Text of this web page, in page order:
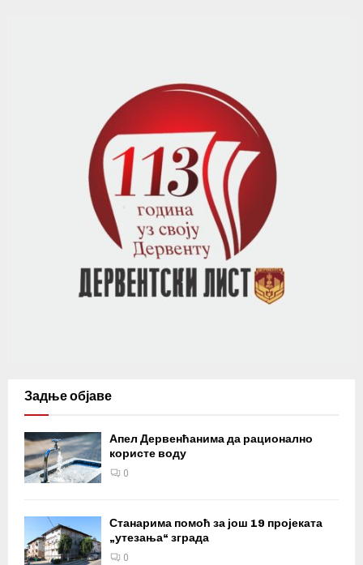
Задње објаве
Апел Дервенћанима да рационално
користе воду
0
Станарима помоћ за још 19 пројеката
„утезања“ зграда
0